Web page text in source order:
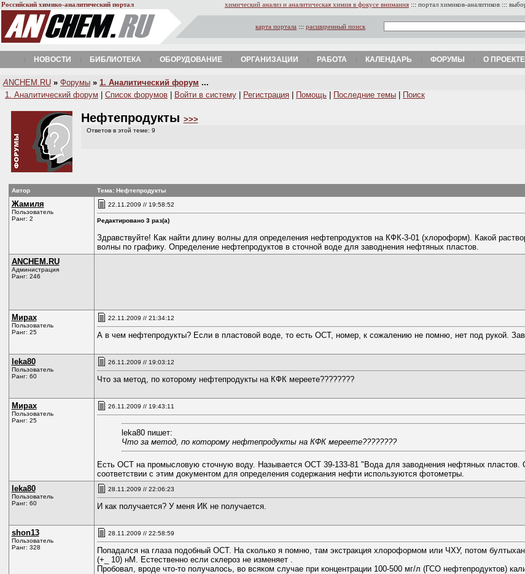
Российский химико-аналитический портал химический анализ и аналитическая химия в фокусе внимания ::: портал химиков-аналитиков :::
карта портала ::: расширенный поиск
НОВОСТИ БИБЛИОТЕКА ОБОРУДОВАНИЕ ОРГАНИЗАЦИИ РАБОТА КАЛЕНДАРЬ ФОРУМЫ О ПРОЕКТЕ
A NCHEM.RU » Форумы » 1. Аналитический форум ...
1. Аналитический форум
Список форумов Войти в систему Регистрация Помощь Последние темы Поиск
Нефтепродукты >>>
Ответов в этой теме: 9
Автор Тема: Нефтепродукты
Жамиля
Пользователь
Ранг: 2
22.11.2009 // 19:58:52
Редактировано 3 раз(а)
Здравствуйте! Как найти длину волны для определения нефтепродуктов на КФК-3-01 (хлороформ). Какой
волны по графику. Определение нефтепродуктов в сточной воде для заводнения нефтяных пластов.
ANCHEM.RU
Администрация
Ранг: 246
Мирах
Пользователь
Ранг: 25
22.11.2009 // 21:34:12
А в чем нефтепродукты? Если в пластовой воде, то есть ОСТ, номер, к сожалению не помню, нет под рукой.
leka80
Пользователь
Ранг: 60
26.11.2009 // 19:03:12
Что за метод, по которому нефтепродукты на КФК мереете????????
Мирах
Пользователь
Ранг: 25
26.11.2009 // 19:43:11
leka80 пишет:
Что за метод, по которому нефтепродукты на КФК мереете????????
Есть ОСТ на промысловую сточную воду. Называется ОСТ 39-133-81 "Вода для заводнения нефтяных
соответствии с этим документом для определения содержания нефти используются фотометры.
leka80
Пользователь
Ранг: 60
28.11.2009 // 22:06:23
И как получается? У меня ИК не получается.
shon13
Пользователь
Ранг: 328
28.11.2009 // 22:58:59
Попадался на глаза подобный ОСТ. На сколько я помню, там экстракция хлороформом или ЧХУ, потом
(+_ 10) нМ. Естественно если склероз не изменяет .
Пробовал, вроде что-то получалось, во всяком случае при концентрации 100-500 мг/л (ГСО нефтепродуктов)